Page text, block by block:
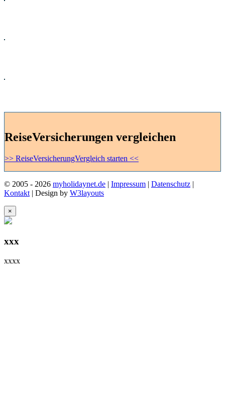
ReiseVersicherungen vergleichen
>> ReiseVersicherungVergleich starten <<
© 2005 - 2026 myholidaynet.de | Impressum | Datenschutz |
Kontakt | Design by W3layouts
×
xxx
xxxx